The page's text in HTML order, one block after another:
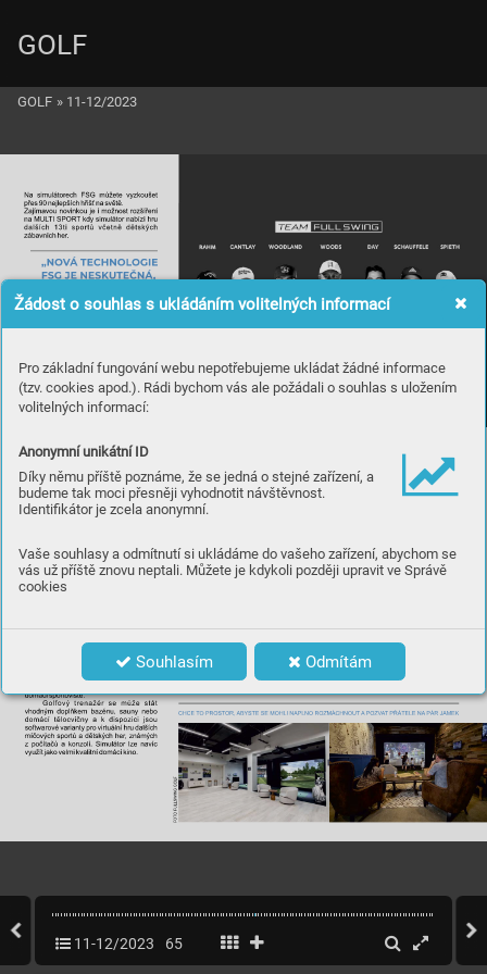
Žádost o souhlas s ukládáním volitelných informací
Pro základní fungování webu nepotřebujeme ukládat žádné informace
(tzv. cookies apod.). Rádi bychom vás ale požádali o souhlas s uložením
volitelných informací:
Anonymní unikátní ID
Díky němu příště poznáme, že se jedná o stejné zařízení, a
budeme tak moci přesněji vyhodnotit návštěvnost.
Identifikátor je zcela anonymní.
Vaše souhlasy a odmítnutí si ukládáme do vašeho zařízení, abychom se
vás už příště znovu neptali. Můžete je kdykoli později upravit ve Správě
cookies
Souhlasím Odmítám
GOLF
GOLF » 11-12/2023
11-12/2023 65